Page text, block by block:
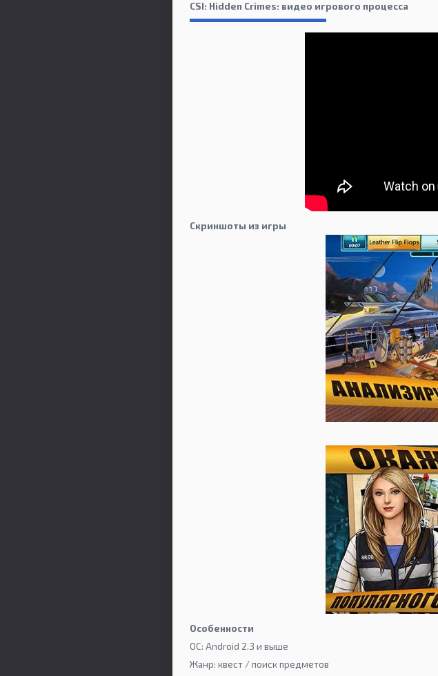
CSI: Hidden Crimes: видео игрового процесса
Скриншоты из игры
Особенности
ОС: Android 2.3 и выше
Жанр: квест / поиск предметов